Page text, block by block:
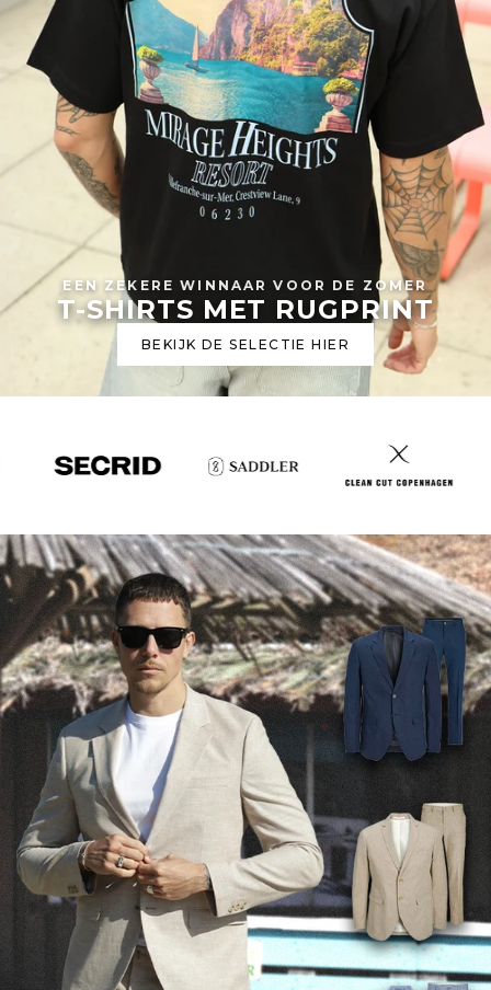
EEN ZEKERE WINNAAR VOOR DE ZOMER
T-SHIRTS MET RUGPRINT
BEKIJK DE SELECTIE HIER